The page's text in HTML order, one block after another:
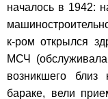
началось в 1942:
к-ром открылся
МСЧ
возникшего
бараке, вели